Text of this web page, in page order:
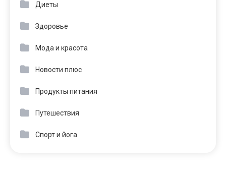
Диеты
Здоровье
Мода и красота
Новости плюс
Продукты питания
Путешествия
Спорт и йога